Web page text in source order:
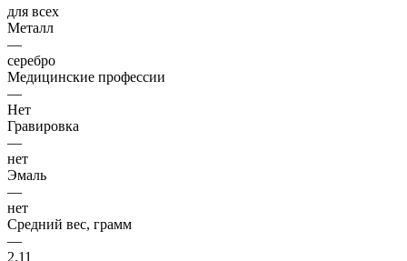
для всех
Металл
—
серебро
Медицинские профессии
—
Нет
Гравировка
—
нет
Эмаль
—
нет
Средний вес, грамм
—
2.11